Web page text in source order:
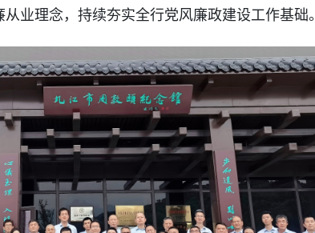
业理念，持续夯实全行党风廉政建设工作基础。